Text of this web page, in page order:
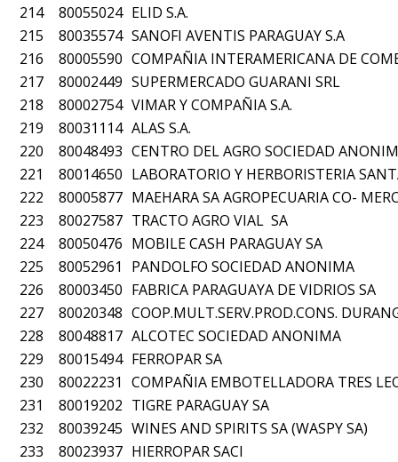
214
80055024 ELID S.A.
215
80035574 SANOFI AVENTIS PARAGUAY S.A
216
80005590 COMPAÑIA INTERAMERICANA DE
217
80002449 SUPERMERCADO GUARANI SRL
218
80002754 VIMAR Y COMPAÑIA S.A.
219
80031114 ALAS S.A.
220
80048493 CENTRO DEL AGRO SOCIEDAD
221
80014650 LABORATORIO Y HERBORISTERIA
222
80005877 MAEHARA SA AGROPECUARIA CO-
223
80027587 TRACTO AGRO VIAL SA
224
80050476 MOBILE CASH PARAGUAY SA
225
80052961
PANDOLFO SOCIEDAD ANONIMA
226
80003450 FABRICA PARAGUAYA DE VIDRIOS SA
227
80020348 COOP.MULT.SERV.PROD.CONS.
228
80048817 ALCOTEC SOCIEDAD ANONIMA
229
80015494 FERROPAR SA
230
80022231 COMPAÑIA EMBOTELLADORA TRES
231
80019202 TIGRE PARAGUAY SA
232
80039245 WINES AND SPIRITS SA (WASPY SA)
233
80023937 HIERROPAR SACI